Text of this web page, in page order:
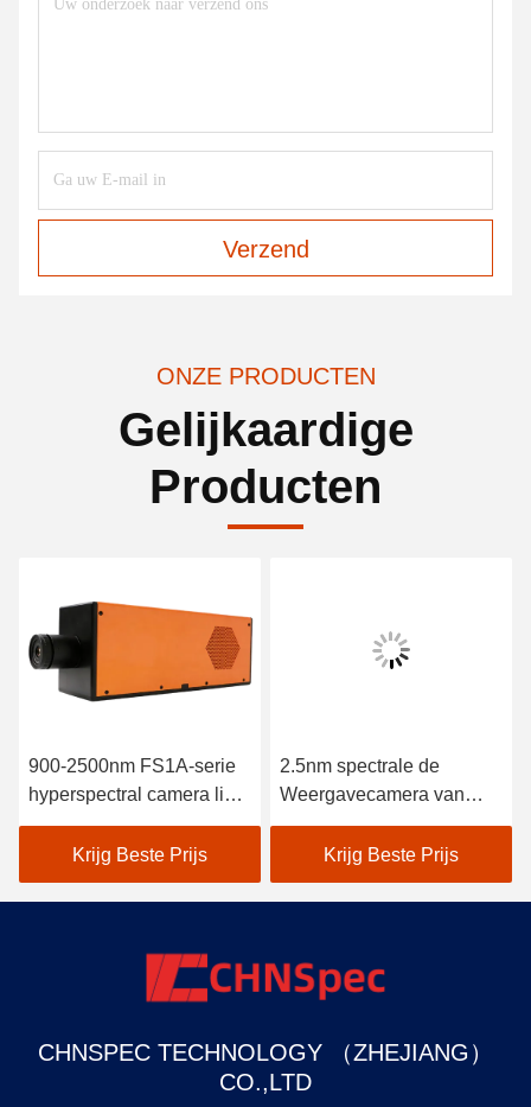
Verzend
ONZE PRODUCTEN
Gelijkaardige
Producten
900-2500nm FS1A-serie
hyperspectral camera line
scan
Krijg Beste Prijs
2.5nm spectrale de
Weergavecamera van
Resolutiehyperspectral
voor Precisielandbouw
Krijg Beste Prijs
CHNSPEC TECHNOLOGY （ZHEJIANG）
CO.,LTD